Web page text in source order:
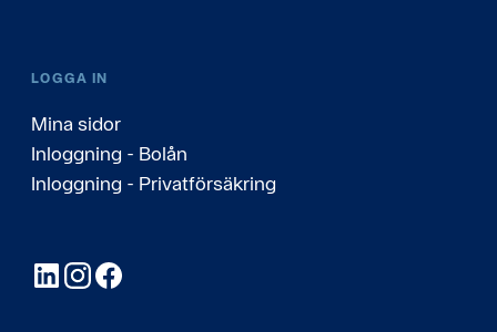
LOGGA IN
Mina sidor
Inloggning - Bolån
Inloggning - Privatförsäkring
LinkedInInstagram